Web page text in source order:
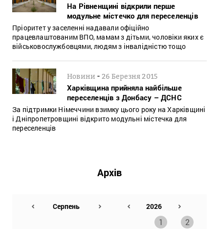
На Рівненщині відкрили перше
модульне містечко для переселенців
Пріоритет у заселенні надавали офіційно
працевлаштованим ВПО, мамам з дітьми, чоловіки яких є
військовослужбовцями, людям з інвалідністю тощо
Новини -26 Березня 2015
Харківщина прийняла найбільше
переселенців з Донбасу – ДСНС
За підтримки Німеччини взимку цього року на Харківщині
і Дніпропетровщині відкрито модульні містечка для
переселенців
Архів
1
2